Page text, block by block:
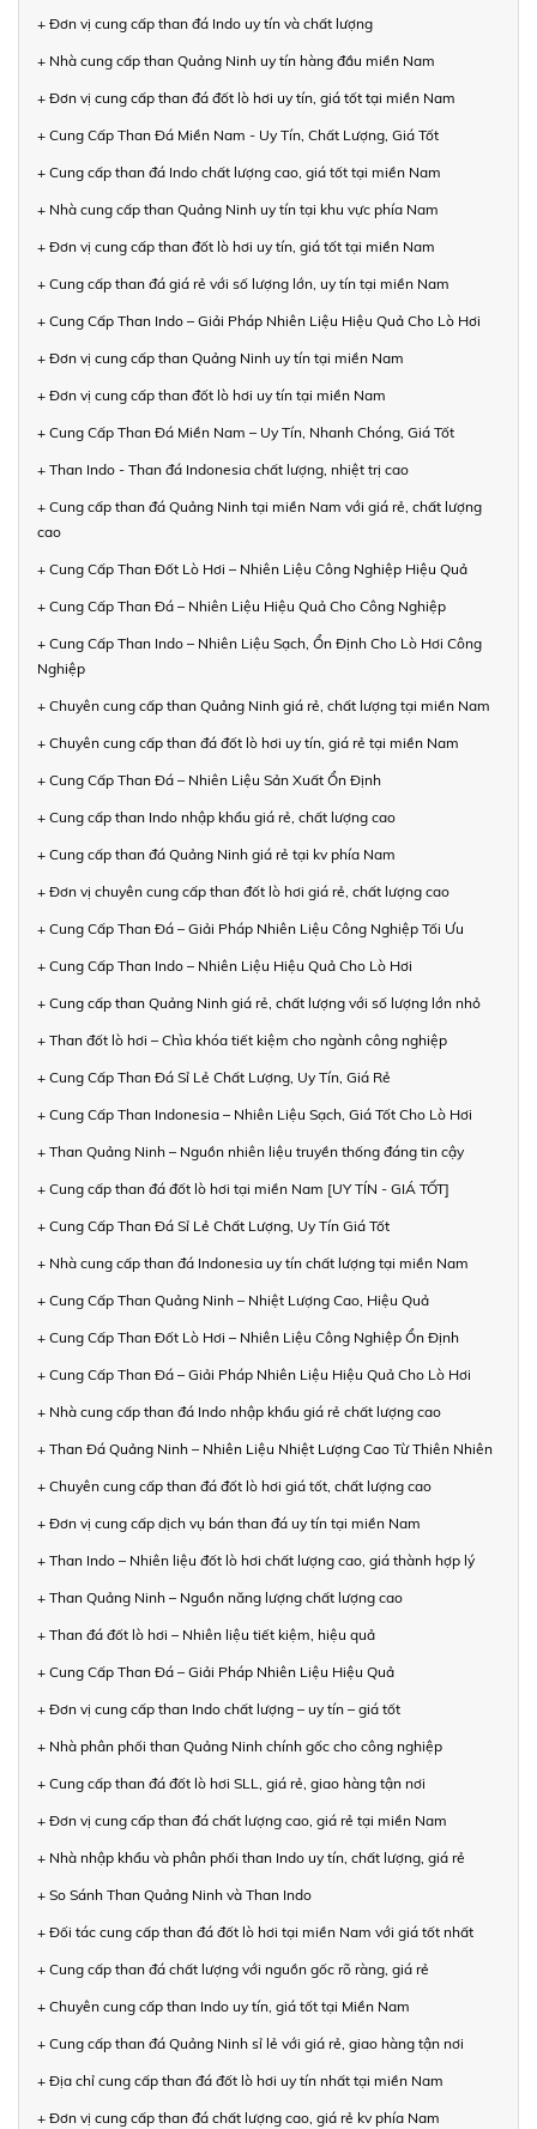
+ Đơn vị cung cấp than đá Indo uy tín và chất lượng
+ Nhà cung cấp than Quảng Ninh uy tín hàng đầu miền Nam
+ Đơn vị cung cấp than đá đốt lò hơi uy tín, giá tốt tại miền Nam
+ Cung Cấp Than Đá Miền Nam - Uy Tín, Chất Lượng, Giá Tốt
+ Cung cấp than đá Indo chất lượng cao, giá tốt tại miền Nam
+ Nhà cung cấp than Quảng Ninh uy tín tại khu vực phía Nam
+ Đơn vị cung cấp than đốt lò hơi uy tín, giá tốt tại miền Nam
+ Cung cấp than đá giá rẻ với số lượng lớn, uy tín tại miền Nam
+ Cung Cấp Than Indo – Giải Pháp Nhiên Liệu Hiệu Quả Cho Lò Hơi
+ Đơn vị cung cấp than Quảng Ninh uy tín tại miền Nam
+ Đơn vị cung cấp than đốt lò hơi uy tín tại miền Nam
+ Cung Cấp Than Đá Miền Nam – Uy Tín, Nhanh Chóng, Giá Tốt
+ Than Indo - Than đá Indonesia chất lượng, nhiệt trị cao
+ Cung cấp than đá Quảng Ninh tại miền Nam với giá rẻ, chất lượng
cao
+ Cung Cấp Than Đốt Lò Hơi – Nhiên Liệu Công Nghiệp Hiệu Quả
+ Cung Cấp Than Đá – Nhiên Liệu Hiệu Quả Cho Công Nghiệp
+ Cung Cấp Than Indo – Nhiên Liệu Sạch, Ổn Định Cho Lò Hơi Công
Nghiệp
+ Chuyên cung cấp than Quảng Ninh giá rẻ, chất lượng tại miền Nam
+ Chuyên cung cấp than đá đốt lò hơi uy tín, giá rẻ tại miền Nam
+ Cung Cấp Than Đá – Nhiên Liệu Sản Xuất Ổn Định
+ Cung cấp than Indo nhập khẩu giá rẻ, chất lượng cao
+ Cung cấp than đá Quảng Ninh giá rẻ tại kv phía Nam
+ Đơn vị chuyên cung cấp than đốt lò hơi giá rẻ, chất lượng cao
+ Cung Cấp Than Đá – Giải Pháp Nhiên Liệu Công Nghiệp Tối Ưu
+ Cung Cấp Than Indo – Nhiên Liệu Hiệu Quả Cho Lò Hơi
+ Cung cấp than Quảng Ninh giá rẻ, chất lượng với số lượng lớn nhỏ
+ Than đốt lò hơi – Chìa khóa tiết kiệm cho ngành công nghiệp
+ Cung Cấp Than Đá Sỉ Lẻ Chất Lượng, Uy Tín, Giá Rẻ
+ Cung Cấp Than Indonesia – Nhiên Liệu Sạch, Giá Tốt Cho Lò Hơi
+ Than Quảng Ninh – Nguồn nhiên liệu truyền thống đáng tin cậy
+ Cung cấp than đá đốt lò hơi tại miền Nam [UY TÍN - GIÁ TỐT]
+ Cung Cấp Than Đá Sỉ Lẻ Chất Lượng, Uy Tín Giá Tốt
+ Nhà cung cấp than đá Indonesia uy tín chất lượng tại miền Nam
+ Cung Cấp Than Quảng Ninh – Nhiệt Lượng Cao, Hiệu Quả
+ Cung Cấp Than Đốt Lò Hơi – Nhiên Liệu Công Nghiệp Ổn Định
+ Cung Cấp Than Đá – Giải Pháp Nhiên Liệu Hiệu Quả Cho Lò Hơi
+ Nhà cung cấp than đá Indo nhập khẩu giá rẻ chất lượng cao
+ Than Đá Quảng Ninh – Nhiên Liệu Nhiệt Lượng Cao Từ Thiên Nhiên
+ Chuyên cung cấp than đá đốt lò hơi giá tốt, chất lượng cao
+ Đơn vị cung cấp dịch vụ bán than đá uy tín tại miền Nam
+ Than Indo – Nhiên liệu đốt lò hơi chất lượng cao, giá thành hợp lý
+ Than Quảng Ninh – Nguồn năng lượng chất lượng cao
+ Than đá đốt lò hơi – Nhiên liệu tiết kiệm, hiệu quả
+ Cung Cấp Than Đá – Giải Pháp Nhiên Liệu Hiệu Quả
+ Đơn vị cung cấp than Indo chất lượng – uy tín – giá tốt
+ Nhà phân phối than Quảng Ninh chính gốc cho công nghiệp
+ Cung cấp than đá đốt lò hơi SLL, giá rẻ, giao hàng tận nơi
+ Đơn vị cung cấp than đá chất lượng cao, giá rẻ tại miền Nam
+ Nhà nhập khẩu và phân phối than Indo uy tín, chất lượng, giá rẻ
+ So Sánh Than Quảng Ninh và Than Indo
+ Đối tác cung cấp than đá đốt lò hơi tại miền Nam với giá tốt nhất
+ Cung cấp than đá chất lượng với nguồn gốc rõ ràng, giá rẻ
+ Chuyên cung cấp than Indo uy tín, giá tốt tại Miền Nam
+ Cung cấp than đá Quảng Ninh sỉ lẻ với giá rẻ, giao hàng tận nơi
+ Địa chỉ cung cấp than đá đốt lò hơi uy tín nhất tại miền Nam
+ Đơn vị cung cấp than đá chất lượng cao, giá rẻ kv phía Nam